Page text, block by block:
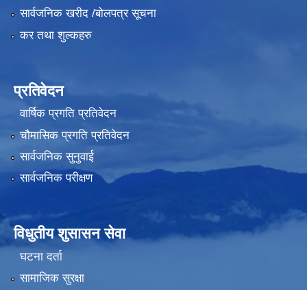
सार्वजनिक खरीद /बोलपत्र सूचना
कर तथा शुल्कहरु
प्रतिवेदन
वार्षिक प्रगति प्रतिवेदन
चौमासिक प्रगति प्रतिवेदन
सार्वजनिक सुनुवाई
सार्वजनिक परीक्षण
विधुतीय शुसासन सेवा
घटना दर्ता
सामाजिक सुरक्षा